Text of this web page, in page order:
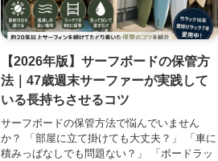
【2026年版】サーフボードの保管方
法｜47歳週末サーファーが実践して
いる長持ちさせるコツ
サーフボードの保管方法で悩んでいません
か？ 「部屋に立て掛けても大丈夫？」 「車に
積みっぱなしでも問題ない？」 「ボードラッ